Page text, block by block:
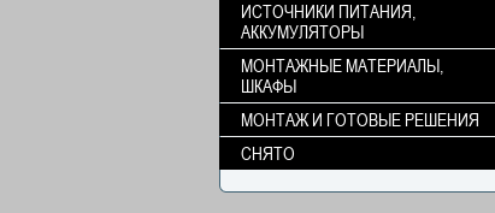
ИСТОЧНИКИ ПИТАНИЯ,
АККУМУЛЯТОРЫ
МОНТАЖНЫЕ МАТЕРИАЛЫ,
ШКАФЫ
МОНТАЖ И ГОТОВЫЕ РЕШЕНИЯ
СНЯТО